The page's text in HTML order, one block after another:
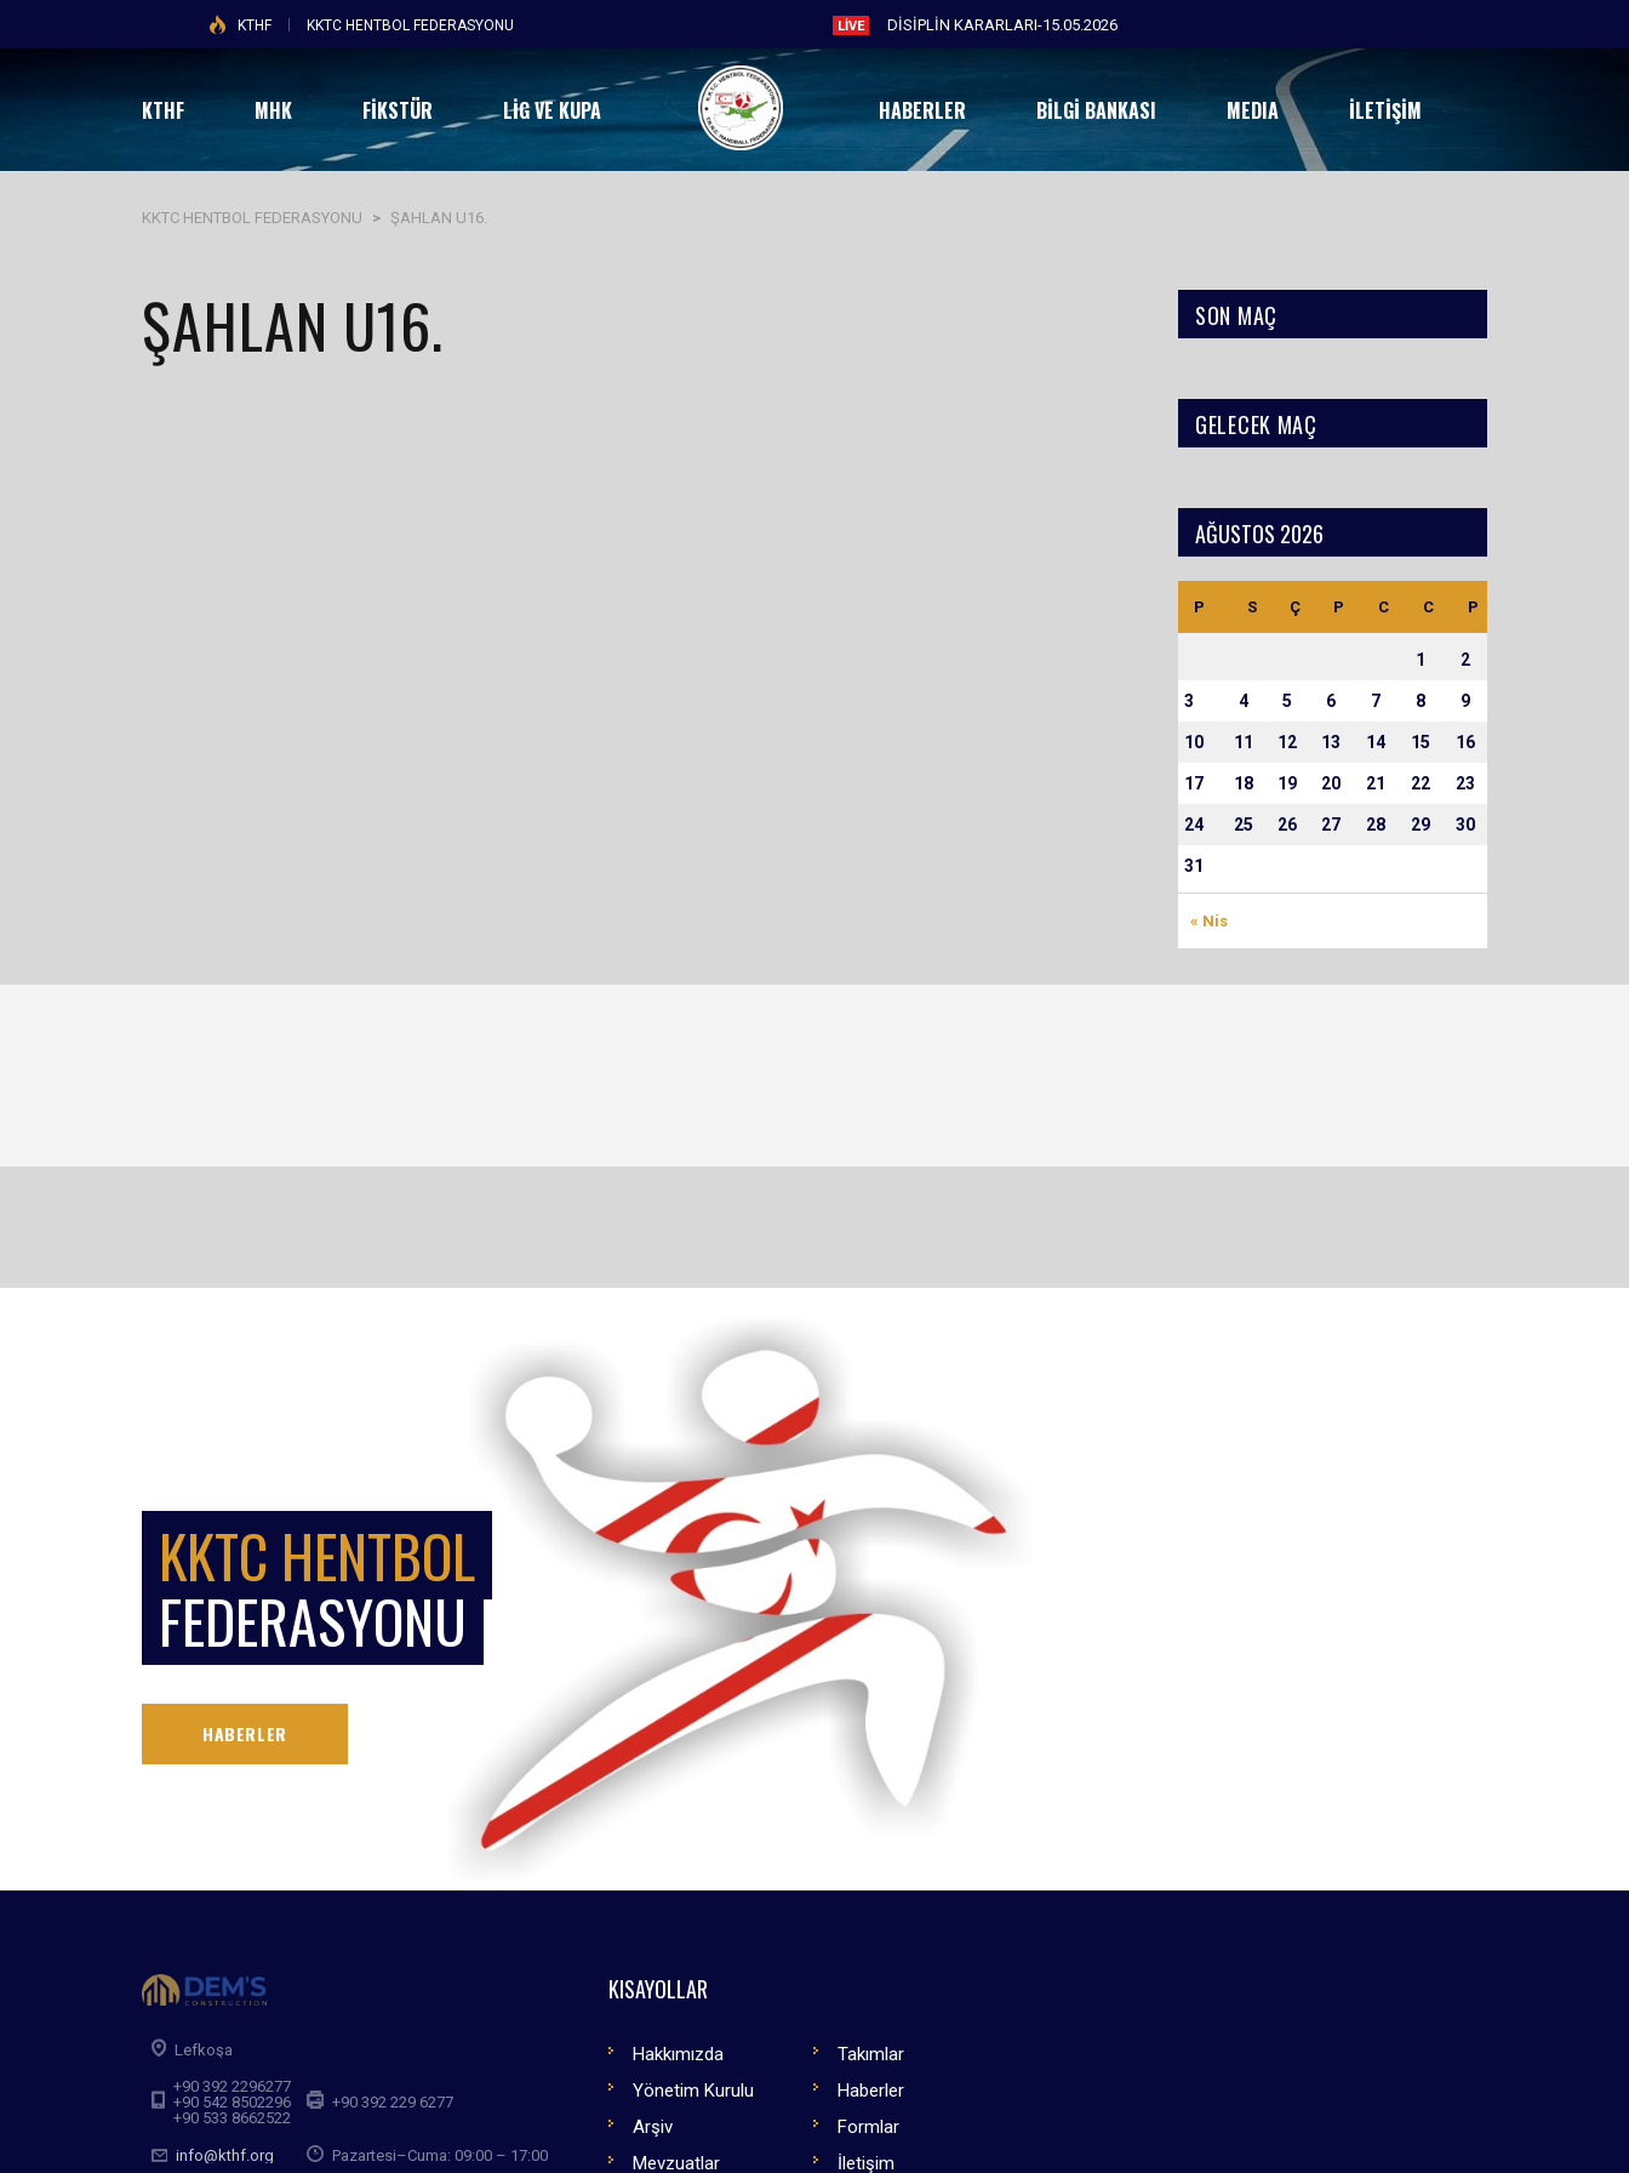
KTHF KKTC HENTBOL FEDERASYONU LIVE DİSİPLİN KARARLARI-15.05.2026
KTHF MHK FİKSTÜR LIG VE KUPA HABERLER BILGI BANKASI MEDIA İLETIŞIM
KKTC HENTBOL FEDERASYONU > ŞAHLAN U16.
ŞAHLAN U16. SON MAÇ
GELECEK MAÇ
AĞUSTOS 2026
P S Ç P C C P
« Nis
1 2
3 4 5 6 7 8 9
10 11 12 13 14 15 16
17 18 19 20 21 22 23
24 25 26 27 28 29 30
31
KKTC HENTBOL
FEDERASYONU
HABERLER
Lefkoşa
+90 392 2296277
+90 542 8502296
+90 533 8662522
+90 392 229 6277
info@kthf.org Pazartesi–Cuma: 09:00 – 17:00
KISAYOLLAR
Hakkımızda
Takımlar
Yönetim Kurulu
Haberler
Arşiv
Formlar
Mevzuatlar
İletişim